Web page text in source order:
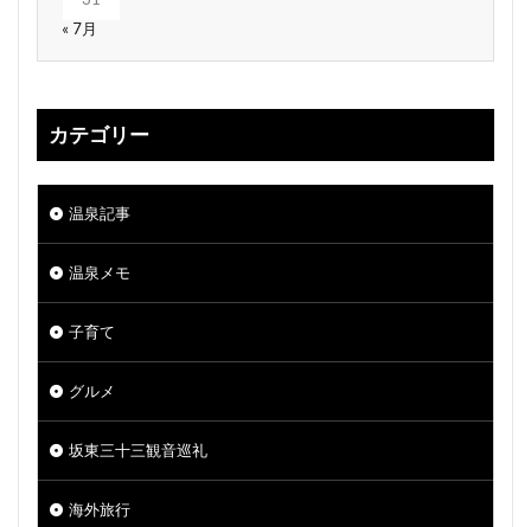
« 7月
カテゴリー
温泉記事
温泉メモ
子育て
グルメ
坂東三十三観音巡礼
海外旅行